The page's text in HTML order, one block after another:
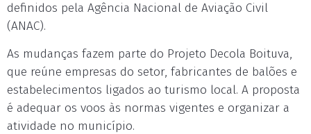
definidos pela Agência Nacional de Aviação Civil
(ANAC).
As mudanças fazem parte do Projeto Decola Boituva,
que reúne empresas do setor, fabricantes de balões e
estabelecimentos ligados ao turismo local. A proposta
é adequar os voos às normas vigentes e organizar a
atividade no município.